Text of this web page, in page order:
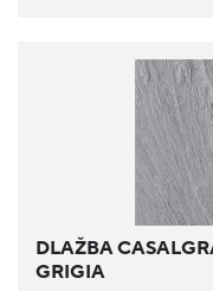
DLAŽBA
GRIGIA